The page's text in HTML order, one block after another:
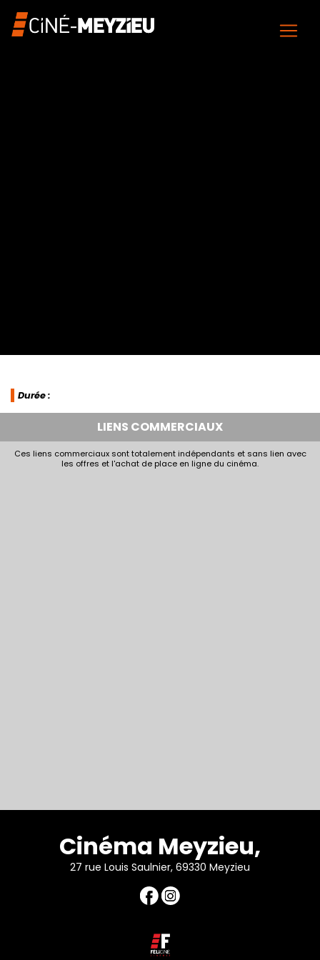
Durée :
LIENS COMMERCIAUX
Ces liens commerciaux sont totalement indépendants et sans lien avec
les offres et l'achat de place en ligne du cinéma.
Cinéma Meyzieu,
27 rue Louis Saulnier, 69330 Meyzieu